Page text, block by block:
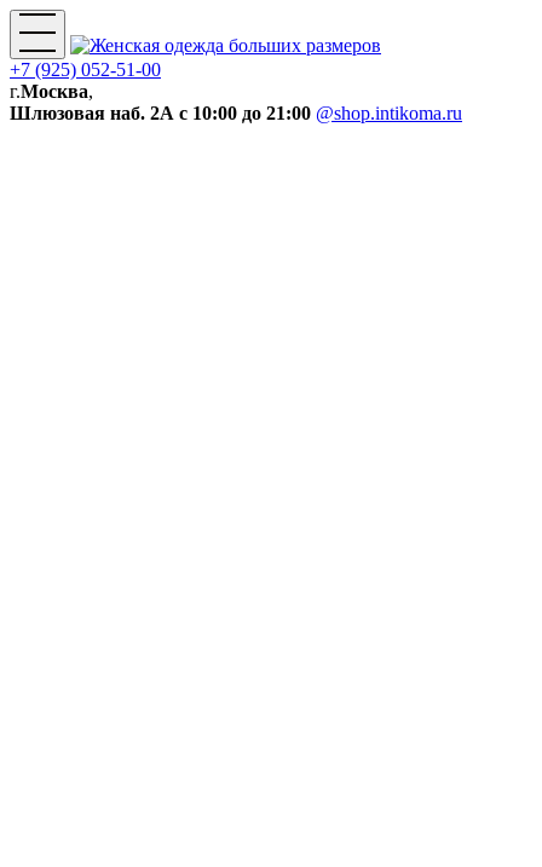
+7 (925) 052-51-00
г.Москва,
Шлюзовая наб. 2А с 10:00 до 21:00 @shop.intikoma.ru